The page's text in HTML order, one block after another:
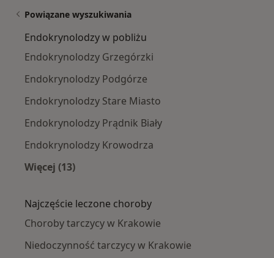
Powiązane wyszukiwania
Endokrynolodzy w pobliżu
Endokrynolodzy Grzegórzki
Endokrynolodzy Podgórze
Endokrynolodzy Stare Miasto
Endokrynolodzy Prądnik Biały
Endokrynolodzy Krowodrza
Więcej (13)
Najczęście leczone choroby
Choroby tarczycy w Krakowie
Niedoczynność tarczycy w Krakowie